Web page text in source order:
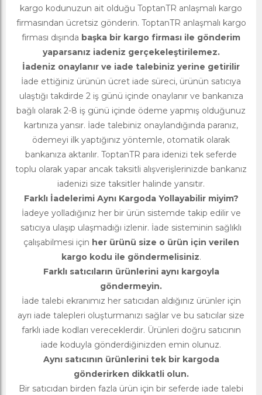
kargo kodunuzun ait olduğu ToptanTR anlaşmalı kargo
firmasından ücretsiz gönderin. ToptanTR anlaşmalı kargo
firması dışında başka bir kargo firması ile gönderim
yaparsanız iadeniz gerçekeleştirilemez.
İadeniz onaylanır ve iade talebiniz yerine getirilir
İade ettiğiniz ürünün ücret iade süreci, ürünün satıcıya
ulaştığı takdirde 2 iş günü içinde onaylanır ve bankanıza
bağlı olarak 2-8 iş günü içinde ödeme yapmış olduğunuz
kartınıza yansır. İade talebiniz onaylandığında paranız,
ödemeyi ilk yaptığınız yöntemle, otomatik olarak
bankanıza aktarılır. ToptanTR para idenizi tek seferde
toplu olarak yapar ancak taksitli alışverişlerinizde bankanız
iadenizi size taksitler halinde yansıtır.
Farklı İadelerimi Aynı Kargoda Yollayabilir miyim?
İadeye yolladığınız her bir ürün sistemde takip edilir ve
satıcıya ulaşıp ulaşmadığı izlenir. İade sisteminin sağlıklı
çalışabilmesi için her ürünü size o ürün için verilen
kargo kodu ile göndermelisiniz.
Farklı satıcıların ürünlerini aynı kargoyla
göndermeyin.
İade talebi ekranımız her satıcıdan aldığınız ürünler için
ayrı iade talepleri oluşturmanızı sağlar ve bu satıcılar size
farklı iade kodları vereceklerdir. Ürünleri doğru satıcının
iade koduyla gönderdiğinizden emin olunuz.
Aynı satıcının ürünlerini tek bir kargoda
gönderirken dikkatli olun.
Bir satıcıdan birden fazla ürün için bir seferde iade talebi